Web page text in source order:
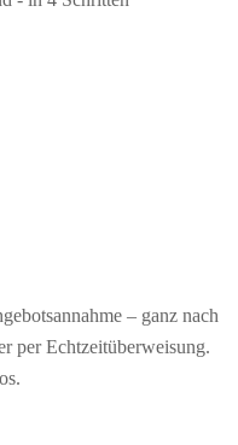
– ganz nach
per Echtzeitüberweisung.